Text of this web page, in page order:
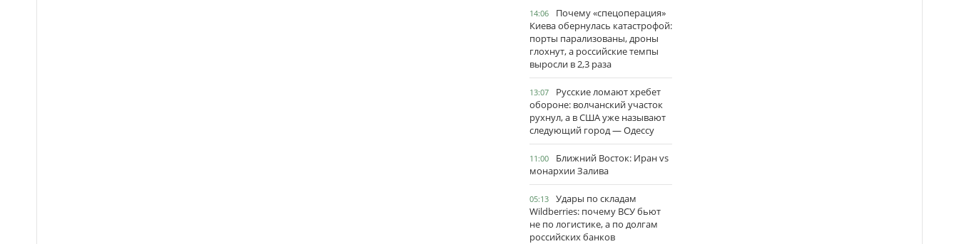
14:06
Почему «спецоперация»
Киева обернулась катастрофой:
порты парализованы, дроны
глохнут, а российские темпы
выросли в 2,3 раза
13:07
Русские ломают хребет
обороне: волчанский участок
рухнул, а в США уже называют
следующий город — Одессу
11:00
Ближний Восток: Иран vs
монархии Залива
05:13
Удары по складам
Wildberries: почему ВСУ бьют
не по логистике, а по долгам
российских банков